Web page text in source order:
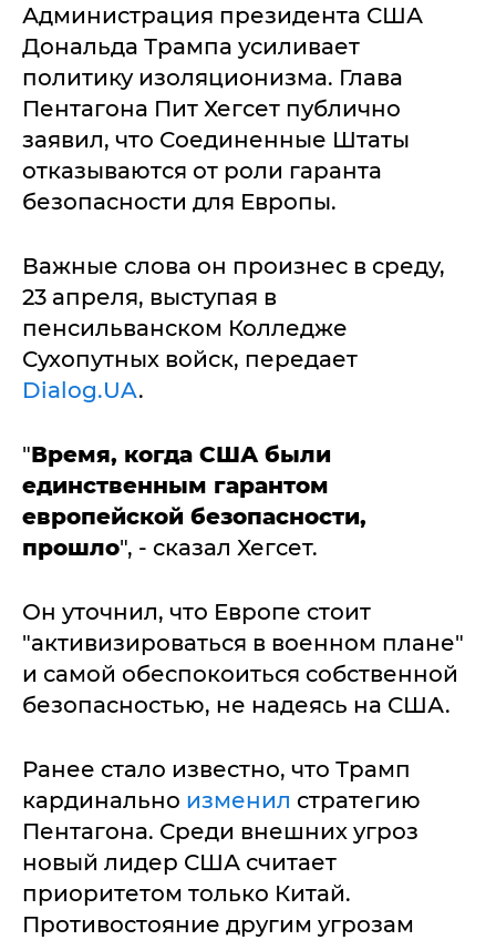
Администрация президента США
Дональда Трампа усиливает
политику изоляционизма. Глава
Пентагона Пит Хегсет публично
заявил, что Соединенные Штаты
отказываются от роли гаранта
безопасности для Европы.
Важные слова он произнес в среду,
23 апреля, выступая в
пенсильванском Колледже
Сухопутных войск, передает
Dialog.UA.
"Время, когда США были
единственным гарантом
европейской безопасности,
прошло", - сказал Хегсет.
Он уточнил, что Европе стоит
"активизироваться в военном плане"
и самой обеспокоиться собственной
безопасностью, не надеясь на США.
Ранее стало известно, что Трамп
кардинально изменил стратегию
Пентагона. Среди внешних угроз
новый лидер США считает
приоритетом только Китай.
Противостояние другим угрозам